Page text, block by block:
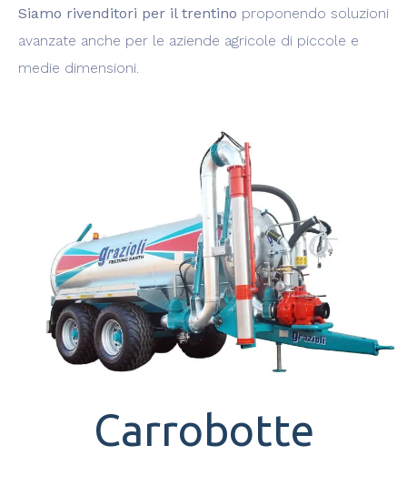
Siamo rivenditori per il trentino proponendo soluzioni
avanzate anche per le aziende agricole di piccole e
medie dimensioni.
Carrobotte